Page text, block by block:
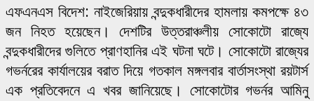
এফএনএস বিদেশ: নাইজেরিয়ায় বন্দুকধারীদের হামলায় কমপক্ষে ৪৩
জন নিহত হয়েছেন। দেশটির উত্তরাঞ্চলীয় সোকোটো রাজ্যে
বন্দুকধারীদের গুলিতে প্রাণহানির এই ঘটনা ঘটে। সোকোটো রাজ্যের
গভর্নরের কার্যালয়ের বরাত দিয়ে গতকাল মঙ্গলবার বার্তাসংস্থা রয়টার্স
এক প্রতিবেদনে এ খবর জানিয়েছে। সোকোটোর গভর্নর আমিনু